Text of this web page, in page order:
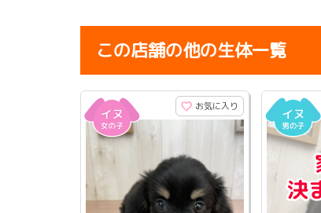
この店舗の他の生体一覧
お気に入り